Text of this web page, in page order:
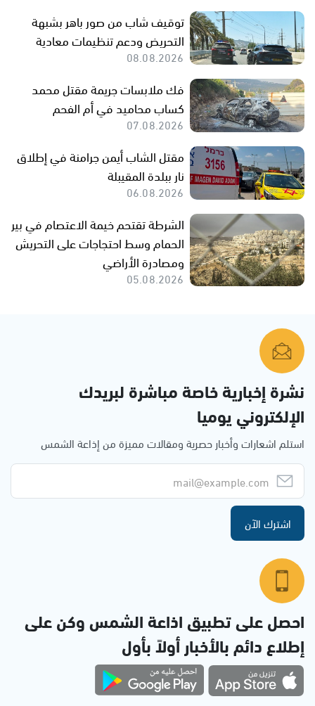
توقيف شاب من صور باهر بشبهة
التحريض ودعم تنظيمات معادية
08.08.2026
فك ملابسات جريمة مقتل محمد
كساب محاميد في أم الفحم
07.08.2026
مقتل الشاب أيمن جرامنة في إطلاق
نار ببلدة المقيبلة
06.08.2026
الشرطة تقتحم خيمة الاعتصام في بير
الحمام وسط احتجاجات على التحريش
ومصادرة الأراضي
05.08.2026
نشرة إخبارية خاصة مباشرة لبريدك
الإلكتروني يوميا
استلم اشعارات وأخبار حصرية ومقالات مميزة من إذاعة الشمس
اشترك الآن
احصل على تطبيق اذاعة الشمس وكن على
إطلاع دائم بالأخبار أولاً بأول